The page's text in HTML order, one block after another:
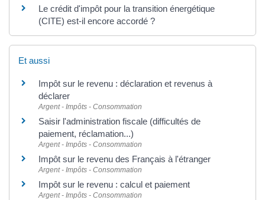
Le crédit d'impôt pour la transition énergétique
(CITE) est-il encore accordé ?
Et aussi
Impôt sur le revenu : déclaration et revenus à
déclarer
Argent - Impôts - Consommation
Saisir l'administration fiscale (difficultés de
paiement, réclamation...)
Argent - Impôts - Consommation
Impôt sur le revenu des Français à l'étranger
Argent - Impôts - Consommation
Impôt sur le revenu : calcul et paiement
Argent - Impôts - Consommation